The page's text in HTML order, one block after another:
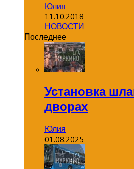
Юлия
11.10.2018
НОВОСТИ
Последнее
Установка
дворах
Юлия
01.08.2025